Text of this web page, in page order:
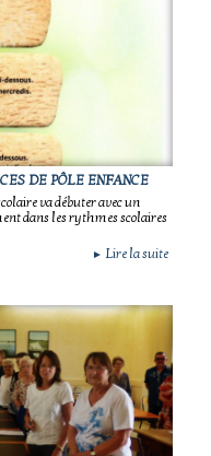
DE PÔLE ENFANCE
va débuter avec un
dans les rythmes scolaires
► Lire la suite